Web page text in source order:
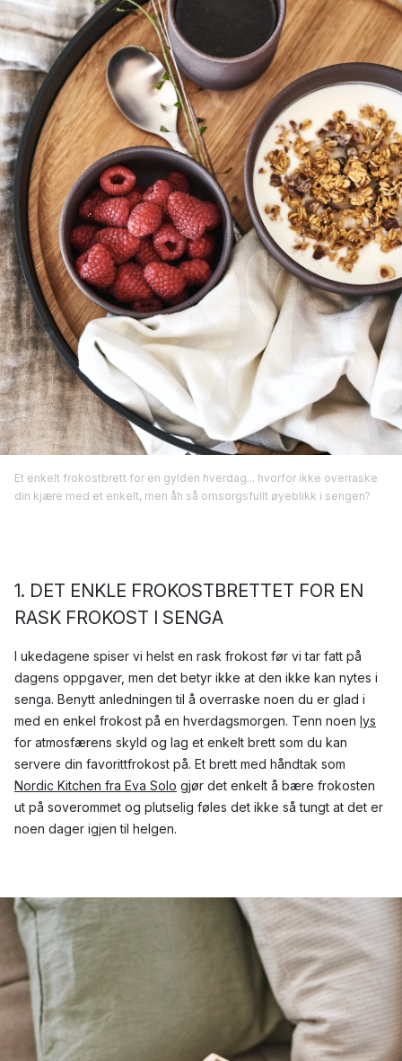
Et enkelt frokostbrett for en gylden hverdag... hvorfor ikke overraske
din kjære med et enkelt, men åh så omsorgsfullt øyeblikk i sengen?
1. DET ENKLE FROKOSTBRETTET FOR EN
RASK FROKOST I SENGA
I ukedagene spiser vi helst en rask frokost før vi tar fatt på
dagens oppgaver, men det betyr ikke at den ikke kan nytes i
senga. Benytt anledningen til å overraske noen du er glad i
med en enkel frokost på en hverdagsmorgen. Tenn noen lys
for atmosfærens skyld og lag et enkelt brett som du kan
servere din favorittfrokost på. Et brett med håndtak som
Nordic Kitchen fra Eva Solo gjør det enkelt å bære frokosten
ut på soverommet og plutselig føles det ikke så tungt at det er
noen dager igjen til helgen.